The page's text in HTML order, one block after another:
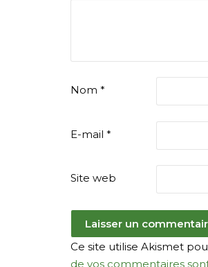
Nom *
E-mail *
Site web
Ce site utilise Akismet
de vos commentaires